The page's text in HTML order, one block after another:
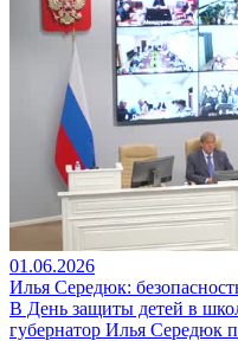
01.06.2026
Илья Середюк:
В День защиты детей в
губернатор Илья Середюк